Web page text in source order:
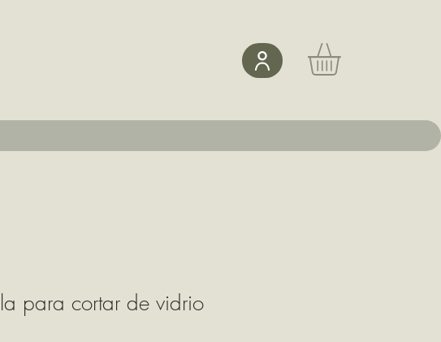
para cortar de vidrio